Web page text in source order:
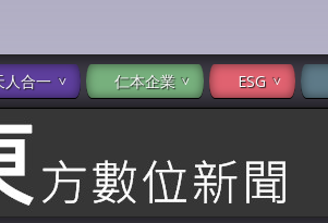
人合一 仁本企業 ESG